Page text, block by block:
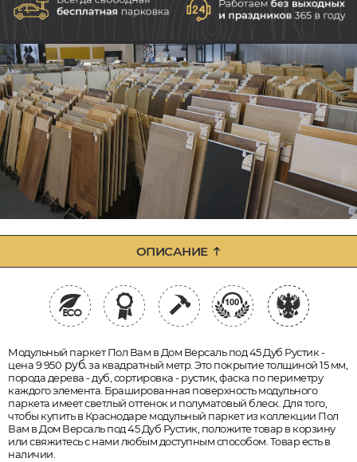
ОПИСАНИЕ
Модульный паркет Пол Вам в Дом Версаль под 45 Дуб Рустик -
цена 9 950 руб.за квадратный метр. Это покрытие толщиной 15 мм,
порода дерева - дуб, сортировка - рустик, фаска по периметру
каждого элемента. Брашированная поверхность модульного
паркета имеет светлый оттенок и полуматовый блеск. Для того,
чтобы купить в Краснодаре модульный паркет из коллекции Пол
Вам в Дом Версаль под 45 Дуб Рустик, положите товар в корзину
или свяжитесь с нами любым доступным способом. Товар есть в
наличии.